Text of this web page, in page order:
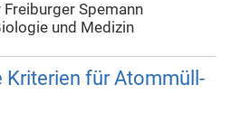
Spemann
und Medizin
für Atommüll-